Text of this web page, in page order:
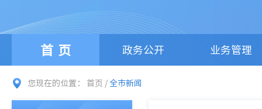
首页 政务公开 业务管理
您现在的位置： 首页 /全市新闻